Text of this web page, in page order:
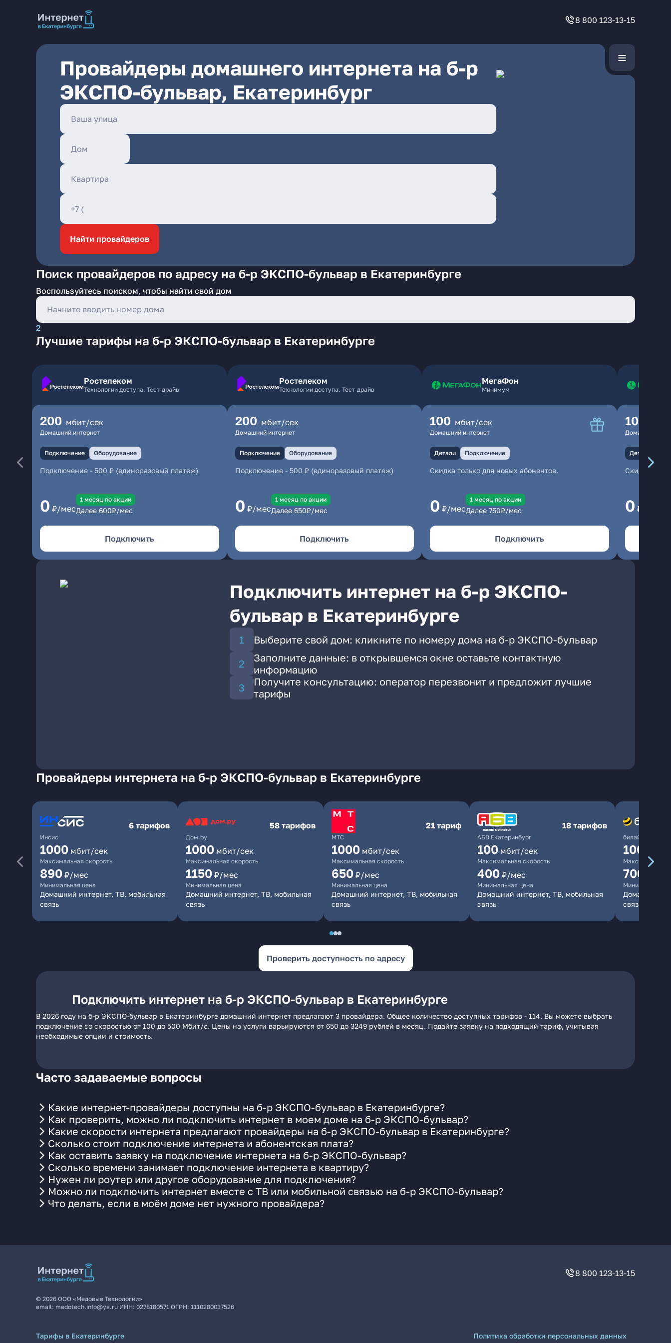
8 800 123-13-15
Провайдеры домашнего интернета на б-р
ЭКСПО-бульвар, Екатеринбург
Найти провайдеров
Поиск провайдеров по адресу на б-р ЭКСПО-бульвар в Екатеринбурге
Воспользуйтесь поиском, чтобы найти свой дом
2
Лучшие тарифы на б-р ЭКСПО-бульвар в Екатеринбурге
Ростелеком
Технологии доступа. Тест-драйв
200 мбит/сек
Домашний интернет
Подключение Оборудование
Подключение - 500 ₽ (единоразовый платеж)
0 ₽/мес
1 месяц по акции
Далее 600₽/мес
Подключить
Ростелеком
Технологии доступа. Тест-драйв
200 мбит/сек
Домашний интернет
Подключение Оборудование
Подключение- 500 ₽ (единоразовый платеж)
0 ₽/мес
1 месяц по акции
Далее 650₽/мес
Подключить
МегаФон
Минимум
100 мбит/сек
Домашний интернет
Детали Подключение
Скидка только для новых абонентов.
0 ₽/мес
1 месяц по акции
Далее 750₽/мес
Подключить
100
Домашний
Детали
Скидка
0 ₽/мес
Подключить интернет на б-р ЭКСПО-
бульвар в Екатеринбурге
Выберите свой дом: кликните по номеру дома на б-р ЭКСПО-бульвар
Заполните данные: в открывшемся окне оставьте контактную
информацию
Получите консультацию: оператор перезвонит и предложит лучшие
тарифы
Провайдеры интернета на б-р ЭКСПО-бульвар в Екатеринбурге
Инсис
6 тарифов
1000 мбит/сек
Максимальная скорость
890 ₽/мес
Минимальная цена
Домашний интернет, ТВ, мобильная
связь
Дом.ру
58 тарифов
1000 мбит/сек
Максимальная скорость
1150 ₽/мес
Минимальная цена
Домашний интернет, ТВ, мобильная
связь
МТС
21 тариф
1000 мбит/сек
Максимальная скорость
650 ₽/мес
Минимальная цена
Домашний интернет, ТВ, мобильная
связь
АБВ Екатеринбург
18 тарифов
100 мбит/сек
Максимальная скорость
400 ₽/мес
Минимальная цена
Домашний интернет, ТВ, мобильная
связь
билайн
1000
Максимальная
700
Минимальная
Домашний
связь
Проверить доступность по адресу
Подключить интернет на б-р ЭКСПО-бульвар в Екатеринбурге
В 2026 году на б-р ЭКСПО-бульвар в Екатеринбурге домашний интернет предлагают 3 провайдера. Общее количество доступных тарифов - 114. Вы можете выбрать
подключение со скоростью от 100 до 500 Мбит/с. Цены на услуги варьируются от 650 до 3249 рублей в месяц. Подайте заявку на подходящий тариф, учитывая
необходимые опции и стоимость.
Часто задаваемые вопросы
Какие интернет-провайдеры доступны на б-р ЭКСПО-бульвар в Екатеринбурге?
Как проверить, можно ли подключить интернет в моем доме на б-р ЭКСПО-бульвар?
Какие скорости интернета предлагают провайдеры на б-р ЭКСПО-бульвар в Екатеринбурге?
Сколько стоит подключение интернета и абонентская плата?
Как оставить заявку на подключение интернета на б-р ЭКСПО-бульвар?
Сколько времени занимает подключение интернета в квартиру?
Нужен ли роутер или другое оборудование для подключения?
Можно ли подключить интернет вместе с ТВ или мобильной связью на б-р ЭКСПО-бульвар?
Что делать, если в моём доме нет нужного провайдера?
8 800 123-13-15
© 2026 ООО «Медовые Технологии»
email: medotech.info@ya.ru ИНН: 0278180571 ОГРН: 1110280037526
Тарифы в Екатеринбурге
Политика обработки персональных данных